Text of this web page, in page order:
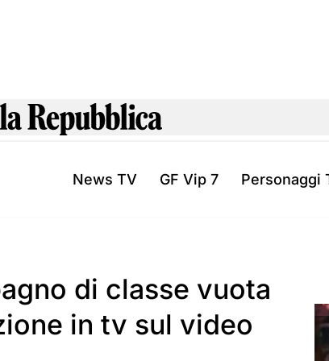
News TV GF Vip 7 Personaggi
di classe vuota
in tv sul video